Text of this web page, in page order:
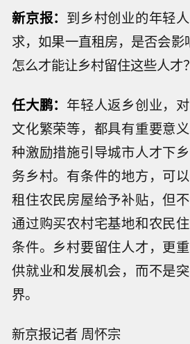
新京报： 到乡村创业的年轻
求，如果一直租房，是否会影
怎么才能让乡村留住这些人才？
任大鹏： 年轻人返乡创业，
文化繁荣等，都具有重要意
种激励措施引导城市人才下
务乡村。有条件的地方，可
租住农民房屋给予补贴，但
通过购买农村宅基地和农民
条件。乡村要留住人才，更
供就业和发展机会，而不是
界。
新京报记者 周怀宗